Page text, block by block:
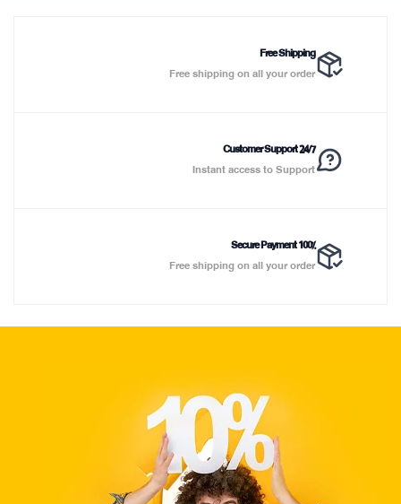
Free Shipping
Free shipping on all your order
Customer Support 24/7
Instant access to Support
100% Secure Payment
Free shipping on all your order